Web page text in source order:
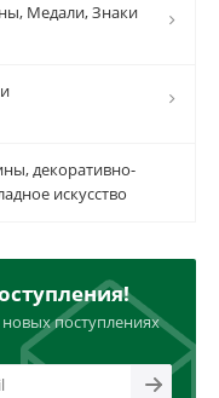
Медали, Знаки
декоративно-
искусство
поступлениях